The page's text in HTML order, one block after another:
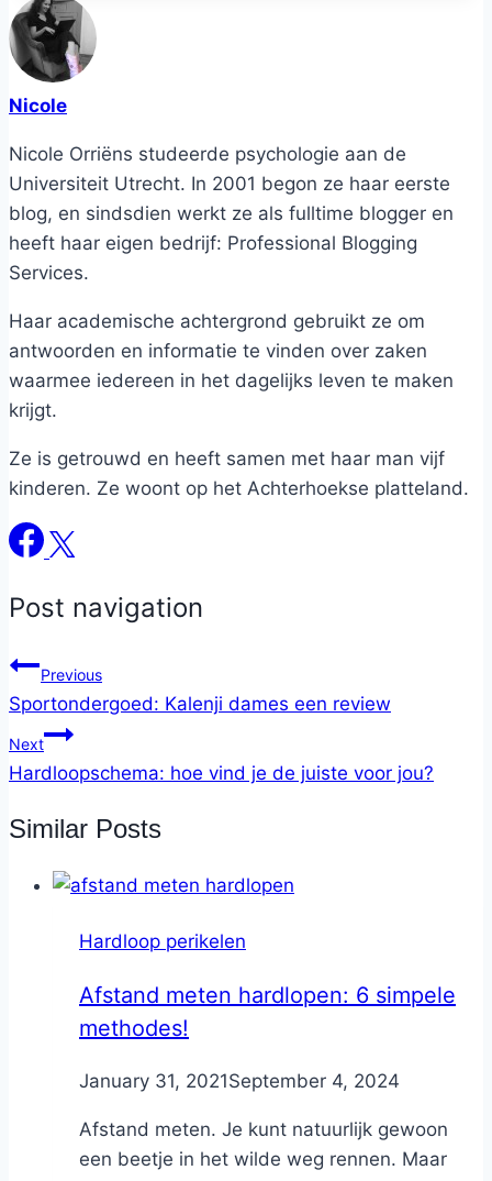
Nicole
Nicole Orriëns studeerde psychologie aan de
Universiteit Utrecht. In 2001 begon ze haar eerste
blog, en sindsdien werkt ze als fulltime blogger en
heeft haar eigen bedrijf: Professional Blogging
Services.
Haar academische achtergrond gebruikt ze om
antwoorden en informatie te vinden over zaken
waarmee iedereen in het dagelijks leven te maken
krijgt.
Ze is getrouwd en heeft samen met haar man vijf
kinderen. Ze woont op het Achterhoekse platteland.
Post navigation
Previous
Sportondergoed: Kalenji dames een review
Next
Hardloopschema: hoe vind je de juiste voor jou?
Similar Posts
Hardloop perikelen
Afstand meten hardlopen: 6 simpele
methodes!
ByNicole
January 31, 2021September 4, 2024
Afstand meten. Je kunt natuurlijk gewoon
een beetje in het wilde weg rennen. Maar